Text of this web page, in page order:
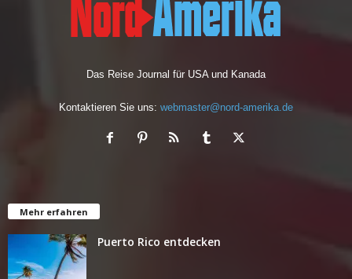
Das Reise Journal für USA und Kanada
Kontaktieren Sie uns: webmaster@nord-amerika.de
Mehr erfahren
Puerto Rico entdecken